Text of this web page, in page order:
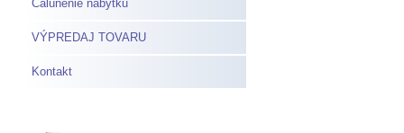
Čalúnenie nábytku
VÝPREDAJ TOVARU
Kontakt